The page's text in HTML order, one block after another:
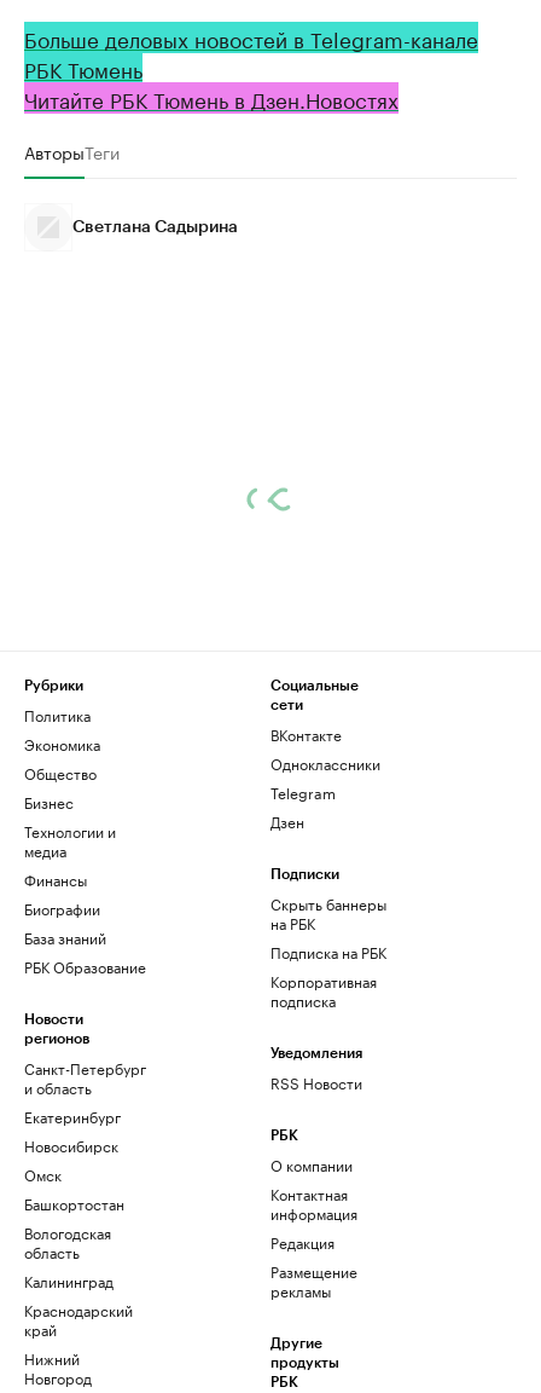
Больше деловых новостей в Telegram-канале
РБК Тюмень
Читайте РБК Тюмень в Дзен.Новостях
АвторыТеги
Светлана Садырина
Рубрики
Политика
Экономика
Общество
Бизнес
Технологии и
медиа
Финансы
Биографии
База знаний
РБК Образование
Новости
регионов
Санкт-Петербург
и область
Екатеринбург
Новосибирск
Омск
Башкортостан
Вологодская
область
Калининград
Краснодарский
край
Нижний
Новгород
Социальные
сети
ВКонтакте
Одноклассники
Telegram
Дзен
Подписки
Скрыть баннеры
на РБК
Подписка на РБК
Корпоративная
подписка
Уведомления
RSS Новости
РБК
О компании
Контактная
информация
Редакция
Размещение
рекламы
Другие
продукты
РБК